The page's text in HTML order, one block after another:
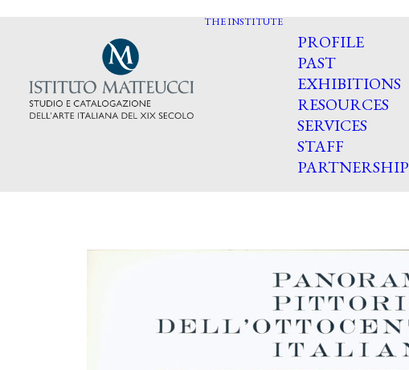
THE INSTITUTE
PROFILE
PAST
EXHIBITIONS
RESOURCES
SERVICES
STAFF
PARTNERSHIP